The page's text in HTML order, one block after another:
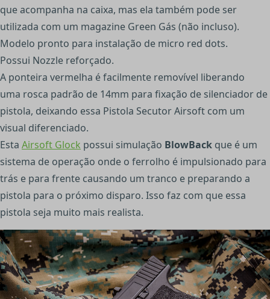
que acompanha na caixa, mas ela também pode ser
utilizada com um magazine Green Gás (não incluso).
Modelo pronto para instalação de micro red dots.
Possui Nozzle reforçado.
A ponteira vermelha é facilmente removível liberando
uma rosca padrão de 14mm para fixação de silenciador de
pistola, deixando essa Pistola Secutor Airsoft com um
visual diferenciado.
Esta Airsoft Glock possui simulação BlowBack que é um
sistema de operação onde o ferrolho é impulsionado para
trás e para frente causando um tranco e preparando a
pistola para o próximo disparo. Isso faz com que essa
pistola seja muito mais realista.